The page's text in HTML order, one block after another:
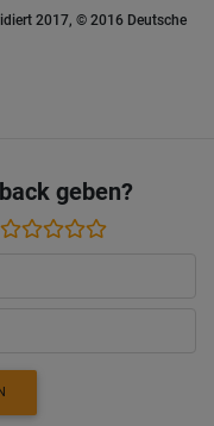
2017, © 2016 Deutsche
geben?